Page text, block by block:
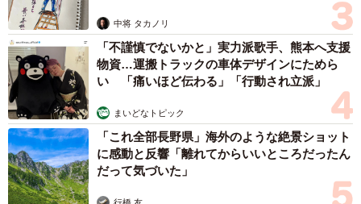
中将 タカノリ
「不謹慎でないかと」実力派歌手、熊本へ支援
物資…運搬トラックの車体デザインにためら
い 「痛いほど伝わる」「行動され立派」
まいどなトピック
「これ全部長野県」海外のような絶景ショット
に感動と反響「離れてからいいところだったん
だって気づいた」